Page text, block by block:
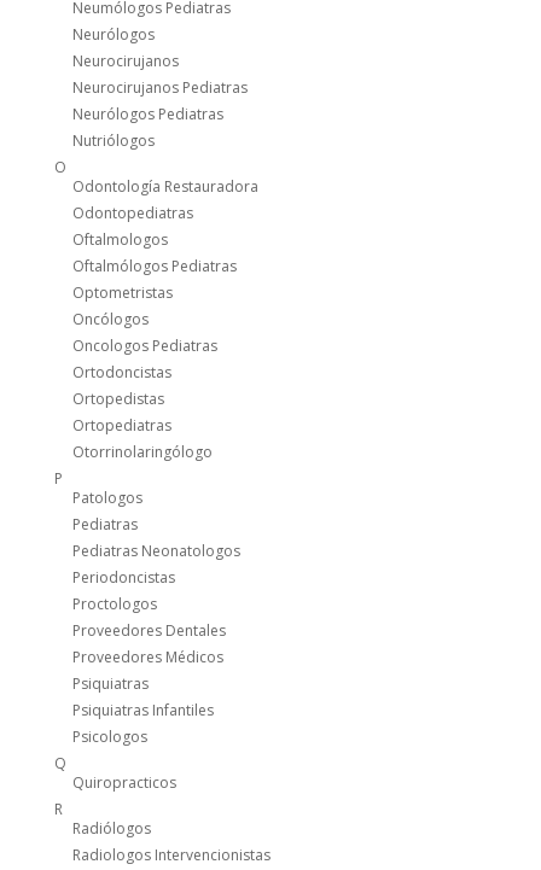
Neumólogos Pediatras
Neurólogos
Neurocirujanos
Neurocirujanos Pediatras
Neurólogos Pediatras
Nutriólogos
O
Odontología Restauradora
Odontopediatras
Oftalmologos
Oftalmólogos Pediatras
Optometristas
Oncólogos
Oncologos Pediatras
Ortodoncistas
Ortopedistas
Ortopediatras
Otorrinolaringólogo
P
Patologos
Pediatras
Pediatras Neonatologos
Periodoncistas
Proctologos
Proveedores Dentales
Proveedores Médicos
Psiquiatras
Psiquiatras Infantiles
Psicologos
Q
Quiropracticos
R
Radiólogos
Radiologos Intervencionistas